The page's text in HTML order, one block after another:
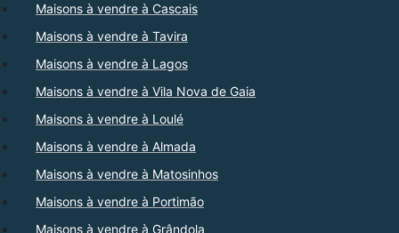
Maisons à vendre à Cascais
Maisons à vendre à Tavira
Maisons à vendre à Lagos
Maisons à vendre à Vila Nova de Gaia
Maisons à vendre à Loulé
Maisons à vendre à Almada
Maisons à vendre à Matosinhos
Maisons à vendre à Portimão
Maisons à vendre à Grândola